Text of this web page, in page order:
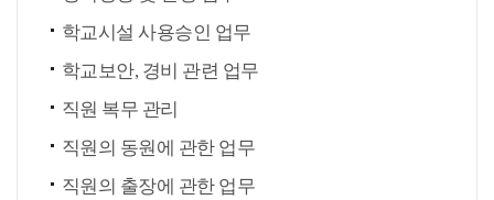
학교시설 사용승인 업무
학교보안, 경비 관련 업무
직원 복무 관리
직원의 동원에 관한 업무
직원의 출장에 관한 업무